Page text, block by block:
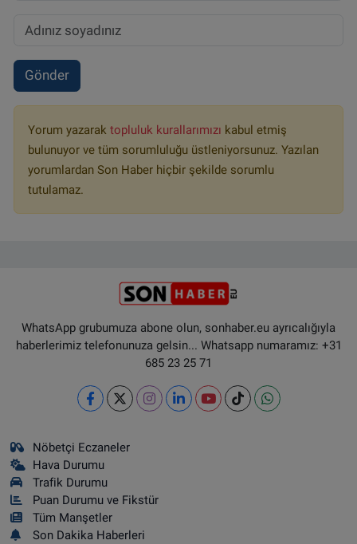
Gönder
Yorum yazarak topluluk kurallarımızı kabul etmiş
bulunuyor ve tüm sorumluluğu üstleniyorsunuz. Yazılan
yorumlardan Son Haber hiçbir şekilde sorumlu
tutulamaz.
WhatsApp grubumuza abone olun, sonhaber.eu ayrıcalığıyla
haberlerimiz telefonunuza gelsin... Whatsapp numaramız: +31
685 23 25 71
Nöbetçi Eczaneler
Hava Durumu
Trafik Durumu
Puan Durumu ve Fikstür
Tüm Manşetler
Son Dakika Haberleri